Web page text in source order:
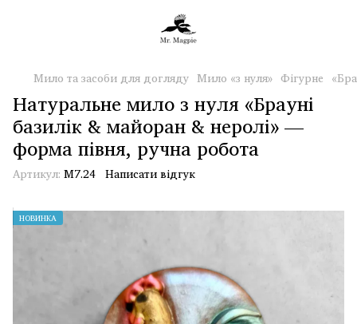
Мило та засоби для догляду Мило «з нуля» Фігурне
Натуральне мило з нуля «Брауні
базилік & майоран & неролі» —
форма півня, ручна робота
Артикул: М7.24 Написати відгук
НОВИНКА